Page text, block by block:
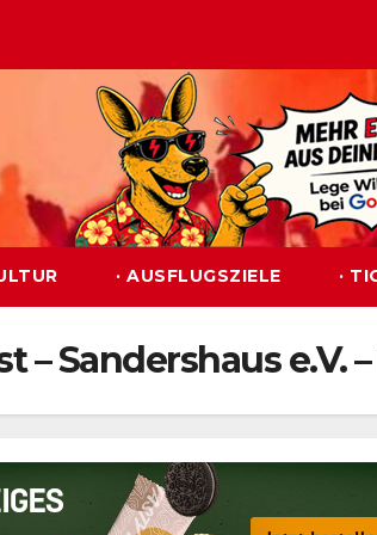
· AUSFLUGSZIELE ·
– Sandershaus e.V.